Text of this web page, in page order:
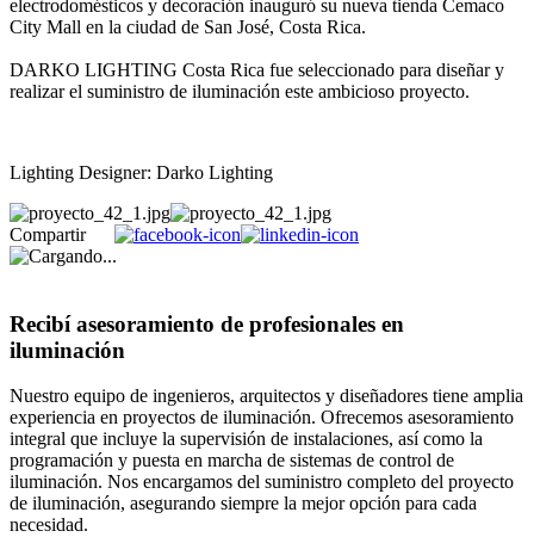
electrodomésticos y decoración inauguró su nueva tienda Cemaco
City Mall en la ciudad de San José, Costa Rica.
DARKO LIGHTING Costa Rica fue seleccionado para diseñar y
realizar el suministro de iluminación este ambicioso proyecto.
Lighting Designer: Darko Lighting
Compartir
Recibí asesoramiento de profesionales en
iluminación
Nuestro equipo de ingenieros, arquitectos y diseñadores tiene amplia
experiencia en proyectos de iluminación. Ofrecemos asesoramiento
integral que incluye la supervisión de instalaciones, así como la
programación y puesta en marcha de sistemas de control de
iluminación. Nos encargamos del suministro completo del proyecto
de iluminación, asegurando siempre la mejor opción para cada
necesidad.